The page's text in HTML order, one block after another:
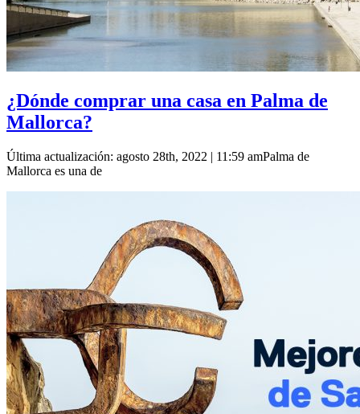
¿Dónde comprar una casa en Palma de
Mallorca?
Última actualización: agosto 28th, 2022 | 11:59 amPalma de
Mallorca es una de